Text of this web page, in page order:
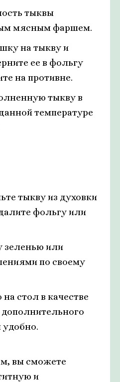
тыквы
мясным фаршем.
на тыкву и
ее в фольгу
на противне.
тыкву в
температуре
тыкву из духовки
фольгу или
зеленью или
по своему
стол в качестве
удобно.
вы сможете
и